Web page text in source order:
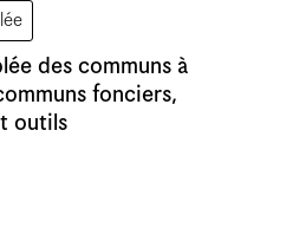
des communs à
fonciers,
outils